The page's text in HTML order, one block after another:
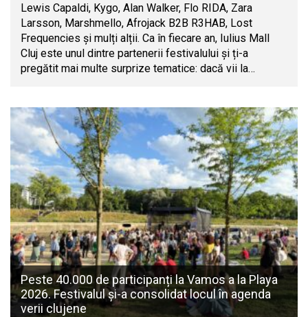
Lewis Capaldi, Kygo, Alan Walker, Flo RIDA, Zara
Larsson, Marshmello, Afrojack B2B R3HAB, Lost
Frequencies și mulți alții. Ca în fiecare an, Iulius Mall
Cluj este unul dintre partenerii festivalului și ți-a
pregătit mai multe surprize tematice: dacă vii la…
Peste 40.000 de participanți la Vamos a la Playa
2026. Festivalul și-a consolidat locul în agenda
verii clujene